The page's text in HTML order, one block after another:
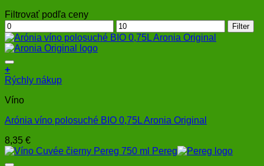
Filtrovať podľa ceny
Minimálna
cena
Maximálna
cena
Filter
+
Rýchly nákup
Víno
Arónia víno polosuché BIO 0,75L Aronia Original
8,35 €